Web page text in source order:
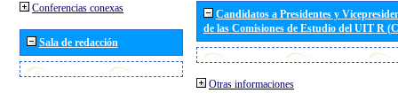
Conferencias conexas
Sala de redacción
Candidatos a Presidentes y
de las Comisiones de Estudio del UIT R
Otras informaciones